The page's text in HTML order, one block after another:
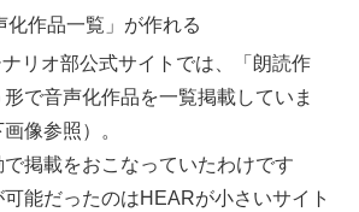
化作品一覧」が作れる
ナリオ部公式サイトでは、「朗読作
で音声化作品を一覧掲載していま
像参照）。
で掲載をおこなっていたわけです
能だったのはHEARが小さいサイト